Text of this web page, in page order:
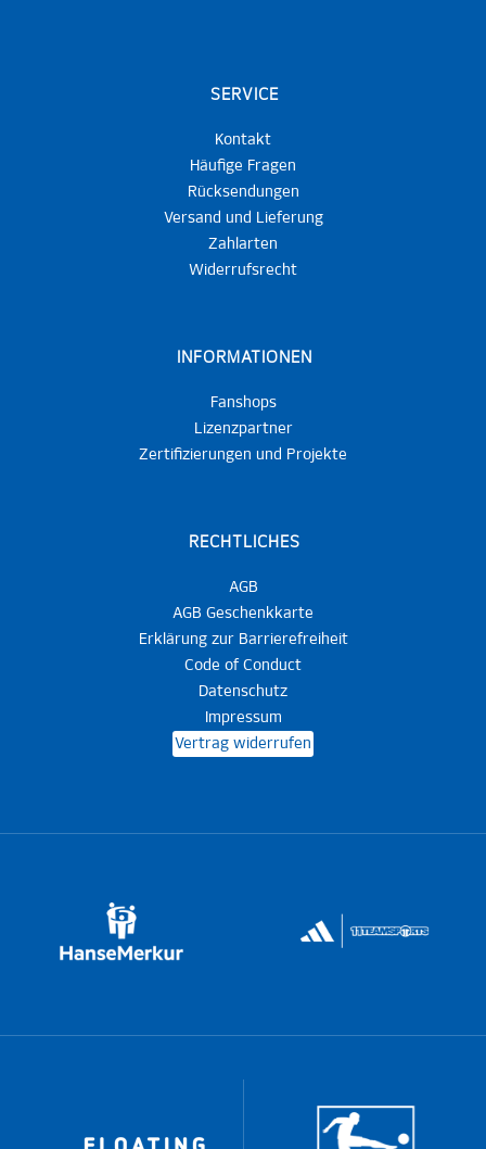
SERVICE
Kontakt
Häufige Fragen
Rücksendungen
Versand und Lieferung
Zahlarten
Widerrufsrecht
INFORMATIONEN
Fanshops
Lizenzpartner
Zertifizierungen und Projekte
RECHTLICHES
AGB
AGB Geschenkkarte
Erklärung zur Barrierefreiheit
Code of Conduct
Datenschutz
Impressum
Vertrag widerrufen